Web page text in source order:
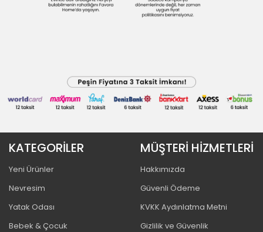
KATEGORİLER
Yeni Ürünler
Nevresim
Yatak Odası
Bebek & Çocuk
MÜŞTERİ HİZMETLERİ
Hakkımızda
Güvenli Ödeme
KVKK Aydınlatma Metni
Gizlilik ve Güvenlik